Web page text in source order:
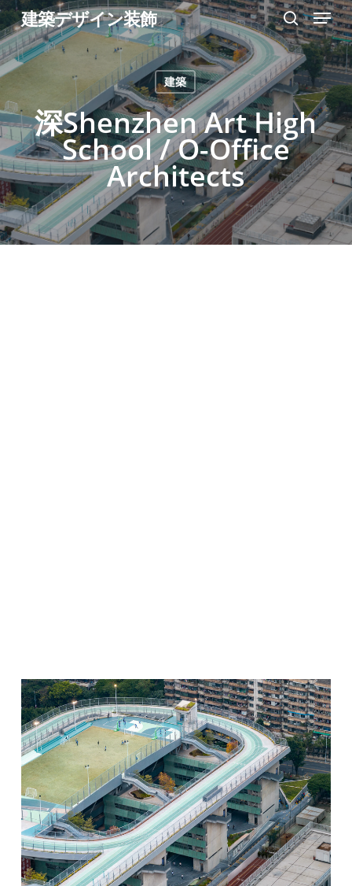
Skip
to
main
content
建築デザイン装飾
search
Menu
建築
深Shenzhen Art High
School / O-Office
Architects
Close
Menu